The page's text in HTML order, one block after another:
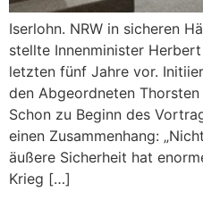
Iserlohn. NRW in sicheren
stellte Innenminister
letzten fünf Jahre vor.
den Abgeordneten
Schon zu Beginn des
einen Zusammenhang:
äußere Sicherheit hat
Krieg […]